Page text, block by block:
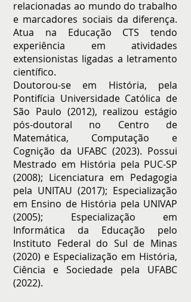
relacionadas ao mundo do trabalho
e marcadores sociais da diferença.
Atua na Educação CTS tendo
experiência em atividades
extensionistas ligadas a letramento
científico.
Doutorou-se em História, pela
Pontifícia Universidade Católica de
São Paulo (2012), realizou estágio
pós-doutoral no Centro de
Matemática, Computação e
Cognição da UFABC (2023). Possui
Mestrado em História pela PUC-SP
(2008); Licenciatura em Pedagogia
pela UNITAU (2017); Especialização
em Ensino de História pela UNIVAP
(2005); Especialização em
Informática da Educação pelo
Instituto Federal do Sul de Minas
(2020) e Especialização em História,
Ciência e Sociedade pela UFABC
(2022).